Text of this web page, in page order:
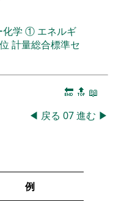
化学 ① エネルギ
計量総合標準セ
🔚 🔝 📖
◀ 戻る 07進む ▶
例